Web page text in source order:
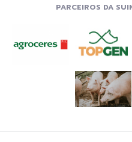
PARCEIROS DA